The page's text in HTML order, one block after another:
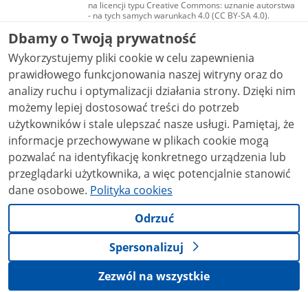
na licencji typu Creative Commons: uznanie autorstwa
- na tych samych warunkach 4.0 (CC BY-SA 4.0).
Materiały audiowizualne, w tym zdjęcia, materiały
audio i wideo, są udostępniane na licencji typu
Creative Commons: uznanie autorstwa użycie
niekomercyjne - bez utworów zależnych 4.0 (CC BY-
NC-ND 4.0), o ile nie jest to stwierdzone inaczej.
Dbamy o Twoją prywatność
Wykorzystujemy pliki cookie w celu zapewnienia
prawidłowego funkcjonowania naszej witryny oraz do
analizy ruchu i optymalizacji działania strony. Dzięki nim
możemy lepiej dostosować treści do potrzeb
użytkowników i stale ulepszać nasze usługi. Pamiętaj, że
informacje przechowywane w plikach cookie mogą
pozwalać na identyfikację konkretnego urządzenia lub
przeglądarki użytkownika, a więc potencjalnie stanowić
dane osobowe. Polityka cookies
Odrzuć
Spersonalizuj
Zezwól na wszystkie